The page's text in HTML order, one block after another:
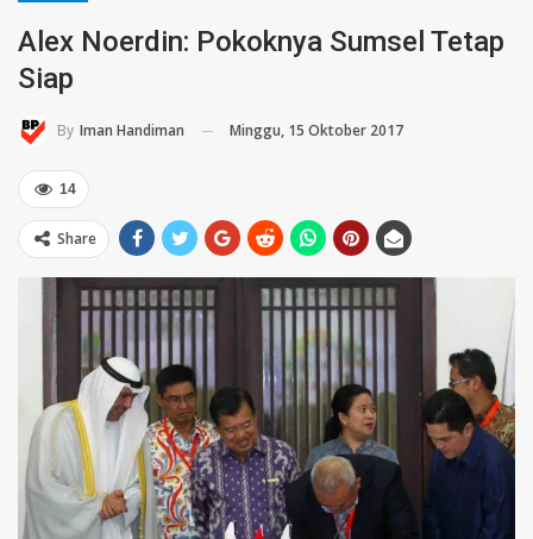
Alex Noerdin: Pokoknya Sumsel Tetap
Siap
By Iman Handiman Minggu, 15 Oktober 2017
14
Share